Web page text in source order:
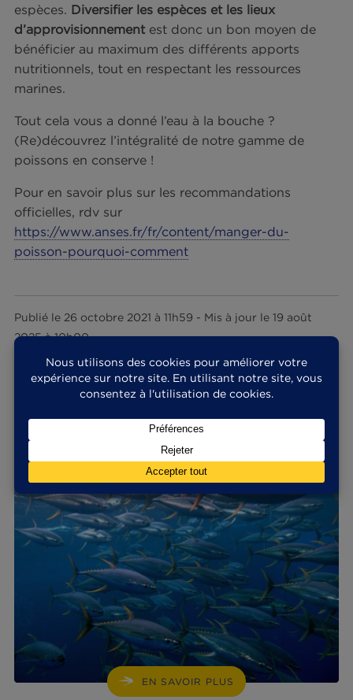
Conclusion : enceinte, le thon
n’est pas dangereux si
consommé modérément !
Vous l’aurez compris, si vous attendez un
allaitez),consommer du thon en conserve est
150g de poisson, selon l’ANSES (l’Agence
de sécurité sanitaire de l’alimentation). Vous
consulter leguide nutrition grossessede
recommandation est de 60g par semaine pour
Les nutriments sont nombreux et varient selon
Diversifier les espèces et les lieux
d’approvisionnementest donc un bon moyen de
bénéficier au maximum des différents apports
nutritionnels, tout en respectant les ressources
marines.
Tout cela vous a donné l’eau à la bouche ?
(Re)découvrez l’intégralité de notre gamme de
poissons en conserve !
Pour en savoir plus sur les recommandations
officielles, rdv sur
https://www.anses.fr/fr/content/manger-du-
poisson-pourquoi-comment